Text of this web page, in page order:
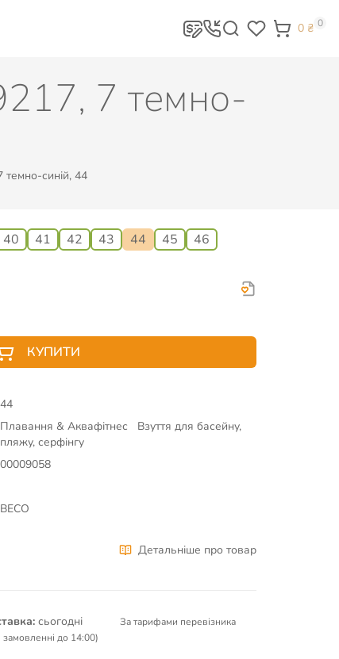
0 ₴ 0
7 темно-
темно-синій, 44
40 41 42 43 44 45 46
КУПИТИ
44
Плавання & Аквафітнес
Взуття для басейну,
пляжу, серфінгу
00009058
BECO
Детальніше про товар
сьогодні
замовленні до 14:00)
За тарифами перевізника